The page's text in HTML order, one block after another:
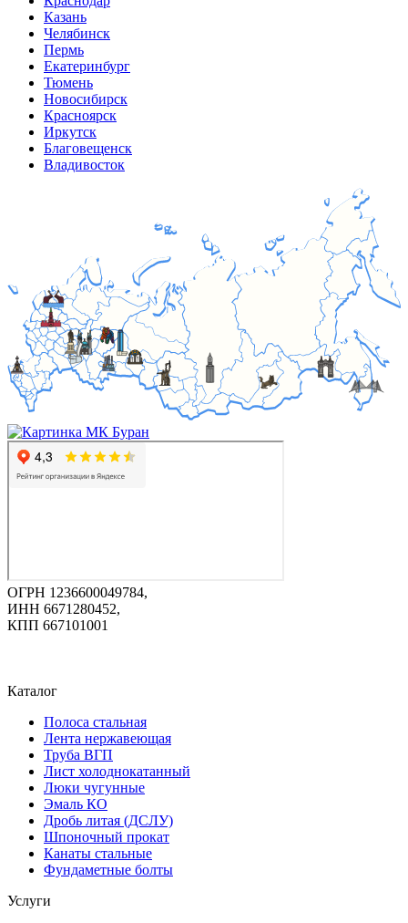
Казань
Челябинск
Пермь
Екатеринбург
Тюмень
Новосибирск
Красноярск
Иркутск
Благовещенск
Владивосток
ОГРН 1236600049784,
ИНН 6671280452,
КПП 667101001
Каталог
Полоса стальная
Лента нержавеющая
Труба ВГП
Лист холоднокатанный
Люки чугунные
Эмаль КО
Дробь литая (ДСЛУ)
Шпоночный прокат
Канаты стальные
Фундаметные болты
Услуги